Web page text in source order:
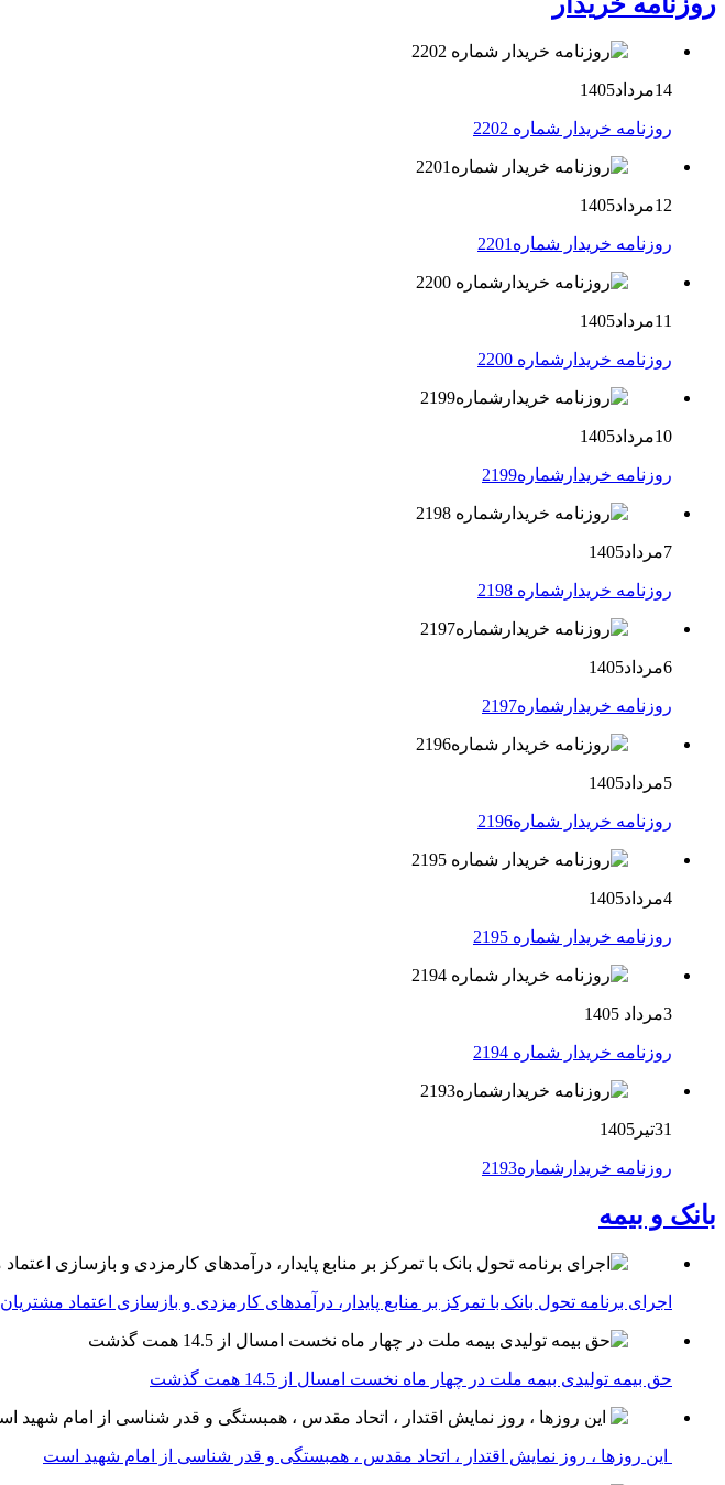
14مرداد1405
روزنامه خریدار شماره 2202
12مرداد1405
روزنامه خریدار شماره2201
11مرداد1405
روزنامه خریدارشماره 2200
10مرداد1405
روزنامه خریدارشماره2199
7مرداد1405
روزنامه خریدارشماره 2198
6مرداد1405
روزنامه خریدارشماره2197
5مرداد1405
روزنامه خریدار شماره2196
4مرداد1405
روزنامه خریدار شماره 2195
3مرداد 1405
روزنامه خریدار شماره 2194
31تیر1405
روزنامه خریدارشماره2193
بانک و بیمه
اجرای برنامه تحول بانک با تمرکز بر منابع پایدار، درآمدهای کارمزدی و بازسازی اعتماد مشتریان
حق بیمه تولیدی بیمه ملت در چهار ماه نخست امسال از 14.5 همت گذشت
این روزها ، روز نمایش اقتدار ، اتحاد مقدس ، همبستگی و قدر شناسی از امام شهید است